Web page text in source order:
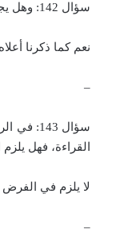
سؤال 142: وهل يجوز (في الفرض المزبور) الاتيان بالكلمة الواحدة بعضها جهرا وبعضها الآخر اخفاتا؟
نعم كما ذكرنا
–
سؤال
القراءة، فهل
لا يلزم في الفرض
–